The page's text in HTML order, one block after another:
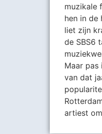
muzikale
hen in de
liet zijn
de SBS6
Maar
van dat
artiest